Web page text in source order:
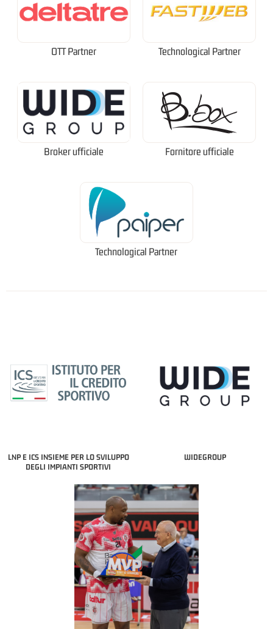
OTT Partner Technological Partner
Broker ufficiale Fornitore ufficiale
Technological Partner
LNP E ICS INSIEME PER LO SVILUPPO
DEGLI IMPIANTI SPORTIVI
WIDEGROUP